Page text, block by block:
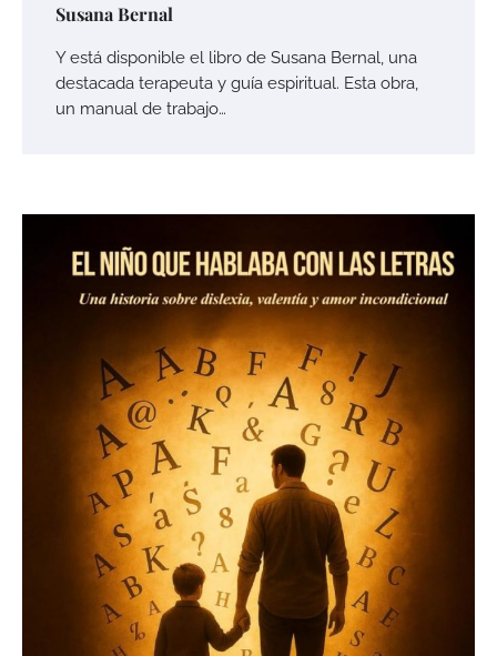
Susana Bernal
Y está disponible el libro de Susana Bernal, una
destacada terapeuta y guía espiritual. Esta obra,
un manual de trabajo…